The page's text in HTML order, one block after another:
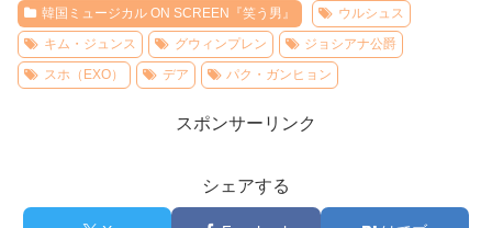
韓国ミュージカル ON SCREEN『笑う男』
ウルシュス
キム・ジュンス
グウィンプレン
ジョシアナ公爵
スホ（EXO）
デア パク・ガンヒョン
スポンサーリンク
シェアする